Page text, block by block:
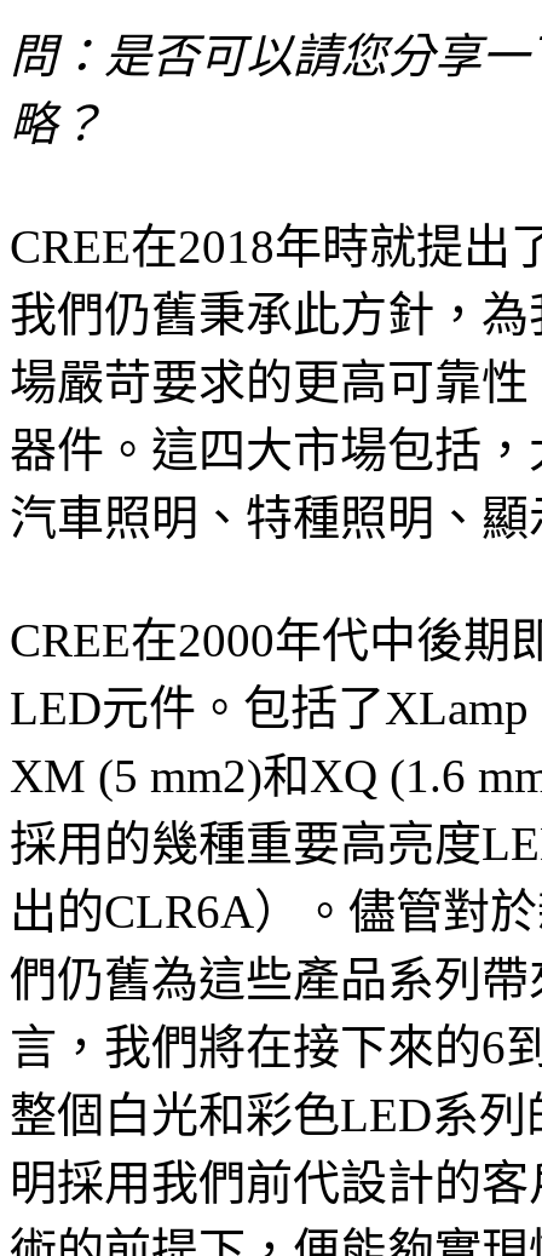
問：是否可以請您分享
略？
CREE在2018年時就提
我們仍舊秉承此方針，
場嚴苛要求的更高可靠
器件。這四大市場包括
汽車照明、特種照明、
CREE在2000年代中後
LED元件。包括了
XM (5 mm2)和XQ (1.6
採用的幾種重要高亮度
出的CLR6A）。儘管對
們仍舊為這些產品系列
言，我們將在接下來的6
整個白光和彩色LED系
明採用我們前代設計的